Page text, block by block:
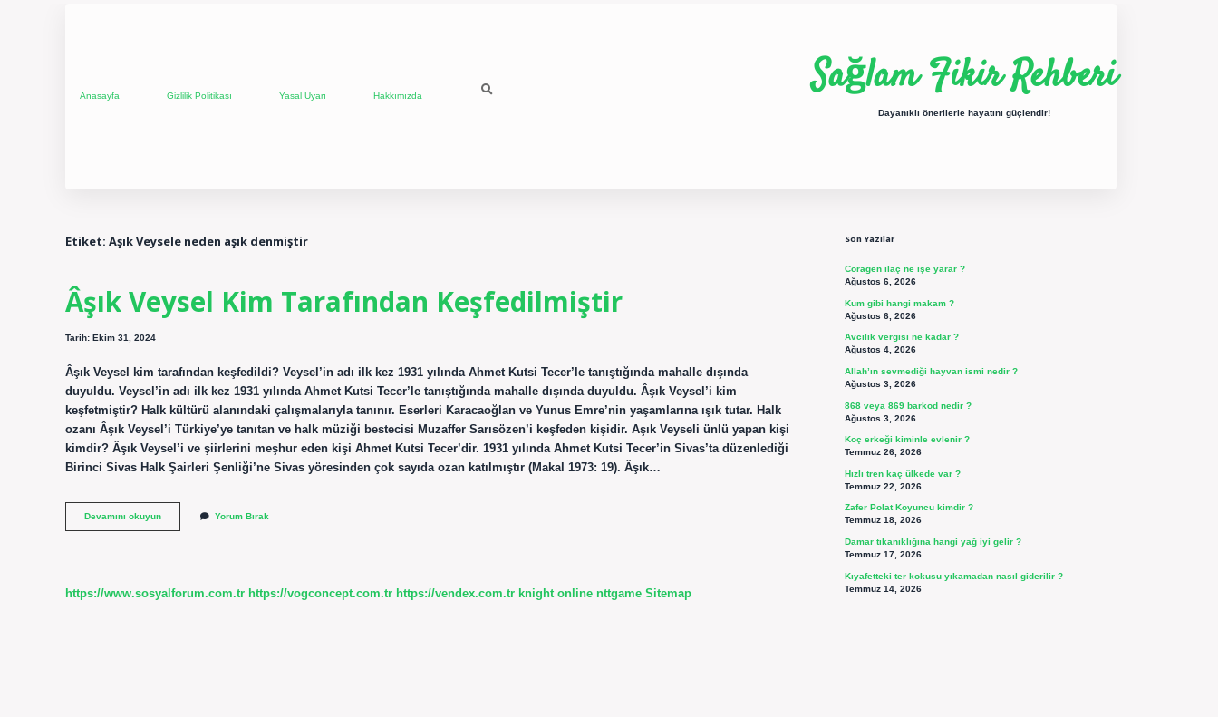
Anasayfa Gizlilik Politikası Yasal Uyarı Hakkımızda Sağlam Fikir Rehberi
Dayanıklı önerilerle hayatını güçlendir!
Etiket: Aşık Veysele neden aşık denmiştir
Âşık Veysel Kim Tarafından Keşfedilmiştir
Tarih: Ekim 31, 2024
Âşık Veysel kim tarafından keşfedildi? Veysel’in adı ilk kez 1931 yılında Ahmet Kutsi Tecer’le tanıştığında mahalle dışında
duyuldu. Veysel’in adı ilk kez 1931 yılında Ahmet Kutsi Tecer’le tanıştığında mahalle dışında duyuldu. Âşık Veysel’i kim
keşfetmiştir? Halk kültürü alanındaki çalışmalarıyla tanınır. Eserleri Karacaoğlan ve Yunus Emre’nin yaşamlarına ışık tutar. Halk
ozanı Âşık Veysel’i Türkiye’ye tanıtan ve halk müziği bestecisi Muzaffer Sarısözen’i keşfeden kişidir. Aşık Veyseli ünlü yapan kişi
kimdir? Âşık Veysel’i ve şiirlerini meşhur eden kişi Ahmet Kutsi Tecer’dir. 1931 yılında Ahmet Kutsi Tecer’in Sivas’ta düzenlediği
Birinci Sivas Halk Şairleri Şenliği’ne Sivas yöresinden çok sayıda ozan katılmıştır (Makal 1973: 19). Âşık…
Devamını okuyunÂşık
Veysel
Yorum Bırak
https://www.sosyalforum.com.tr https://vogconcept.com.tr https://vendex.com.tr knight online nttgame Sitemap
Son Yazılar
Coragen ilaç ne işe yarar ?
Ağustos 6, 2026
Kum gibi hangi makam ?
Ağustos 6, 2026
Avcılık vergisi ne kadar ?
Ağustos 4, 2026
Allah’ın sevmediği hayvan ismi nedir ?
Ağustos 3, 2026
868 veya 869 barkod nedir ?
Ağustos 3, 2026
Koç erkeği kiminle evlenir ?
Temmuz 26, 2026
Hızlı tren kaç ülkede var ?
Temmuz 22, 2026
Zafer Polat Koyuncu kimdir ?
Temmuz 18, 2026
Damar tıkanıklığına hangi yağ iyi gelir ?
Temmuz 17, 2026
Kıyafetteki ter kokusu yıkamadan nasıl giderilir ?
Temmuz 14, 2026